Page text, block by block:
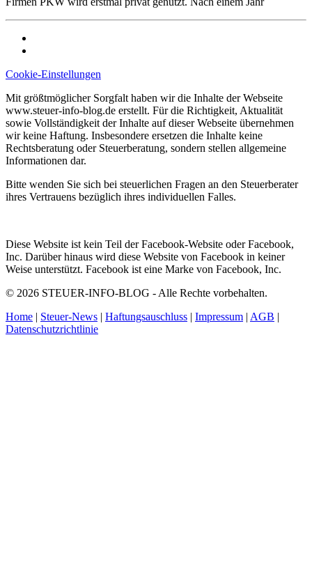
Cookie-Einstellungen
Mit größtmöglicher Sorgfalt haben wir die Inhalte der Webseite
www.steuer-info-blog.de erstellt. Für die Richtigkeit, Aktualität
sowie Vollständigkeit der Inhalte auf dieser Webseite übernehmen
wir keine Haftung. Insbesondere ersetzen die Inhalte keine
Rechtsberatung oder Steuerberatung, sondern stellen allgemeine
Informationen dar.
Bitte wenden Sie sich bei steuerlichen Fragen an den Steuerberater
ihres Vertrauens bezüglich ihres individuellen Falles.
Diese Website ist kein Teil der Facebook-Website oder Facebook,
Inc. Darüber hinaus wird diese Website von Facebook in keiner
Weise unterstützt. Facebook ist eine Marke von Facebook, Inc.
© 2026 STEUER-INFO-BLOG - Alle Rechte vorbehalten.
Home | Steuer-News | Haftungsauschluss | Impressum | AGB |
Datenschutzrichtlinie